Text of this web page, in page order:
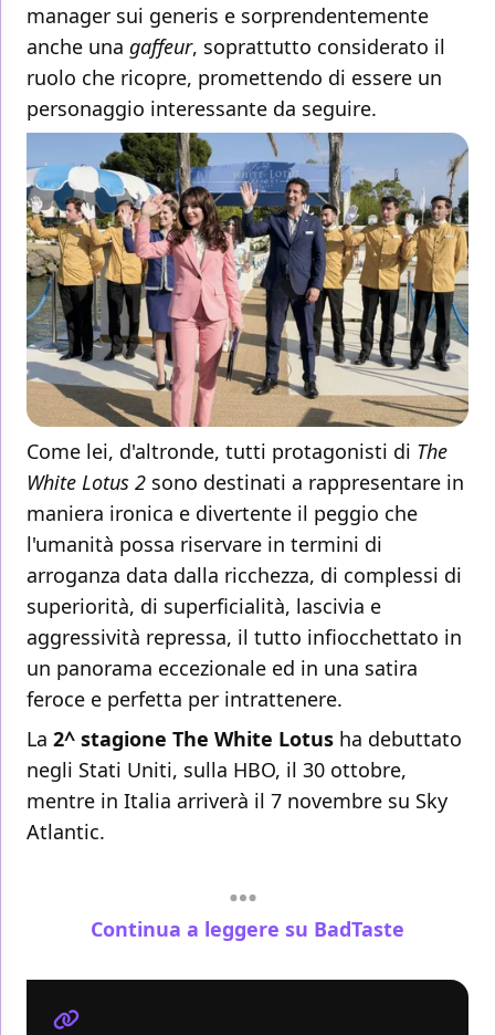
manager sui generis e sorprendentemente
anche una gaffeur, soprattutto considerato il
ruolo che ricopre, promettendo di essere un
personaggio interessante da seguire.
Come lei, d'altronde, tutti protagonisti di The
White Lotus 2 sono destinati a rappresentare in
maniera ironica e divertente il peggio che
l'umanità possa riservare in termini di
arroganza data dalla ricchezza, di complessi di
superiorità, di superficialità, lascivia e
aggressività repressa, il tutto infiocchettato in
un panorama eccezionale ed in una satira
feroce e perfetta per intrattenere.
La 2^ stagione The White Lotus ha debuttato
negli Stati Uniti, sulla HBO, il 30 ottobre,
mentre in Italia arriverà il 7 novembre su Sky
Atlantic.
Continua a leggere su BadTaste